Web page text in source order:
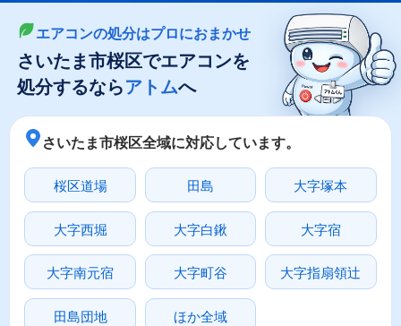
エアコンの処分はプロにおまかせ
さいたま市桜区でエアコンを
処分するならアトムへ
さいたま市桜区全域に対応しています。
桜区道場 田島 大字塚本
大字西堀 大字白鍬 大字宿
大字南元宿 大字町谷 大字指扇領辻
田島団地 ほか全域